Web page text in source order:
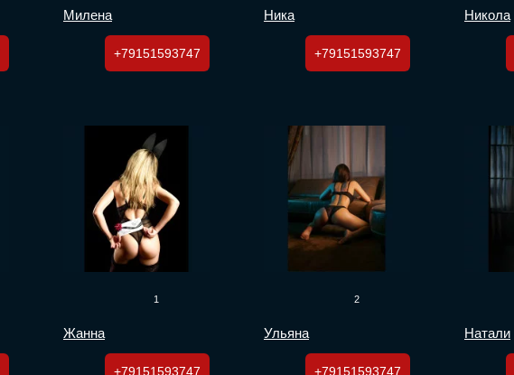
Милена
+79151593747
Ника
+79151593747
Никола
1
Жанна
+79151593747
2
Ульяна
+79151593747
Натали